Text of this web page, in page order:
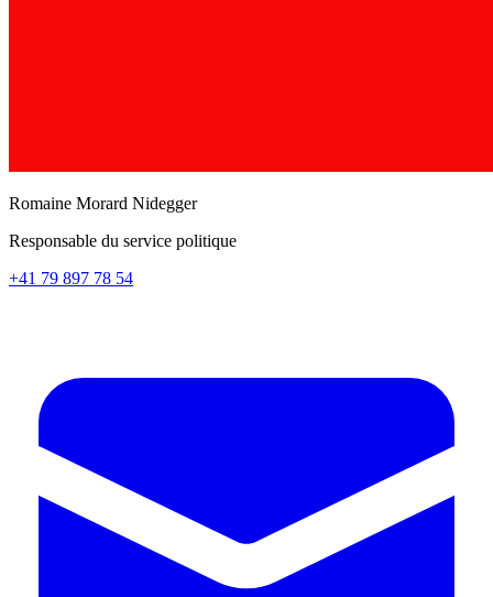
Romaine Morard Nidegger
Responsable du service politique
+41 79 897 78 54